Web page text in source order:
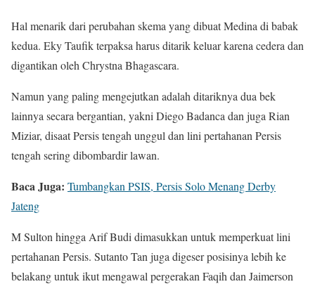
Hal menarik dari perubahan skema yang dibuat Medina di babak
kedua. Eky Taufik terpaksa harus ditarik keluar karena cedera dan
digantikan oleh Chrystna Bhagascara.
Namun yang paling mengejutkan adalah ditariknya dua bek
lainnya secara bergantian, yakni Diego Badanca dan juga Rian
Miziar, disaat Persis tengah unggul dan lini pertahanan Persis
tengah sering dibombardir lawan.
Baca Juga: Tumbangkan PSIS, Persis Solo Menang Derby
Jateng
M Sulton hingga Arif Budi dimasukkan untuk memperkuat lini
pertahanan Persis. Sutanto Tan juga digeser posisinya lebih ke
belakang untuk ikut mengawal pergerakan Faqih dan Jaimerson